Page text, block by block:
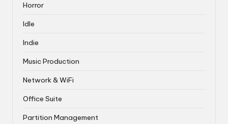
Horror
Idle
Indie
Music Production
Network & WiFi
Office Suite
Partition Management